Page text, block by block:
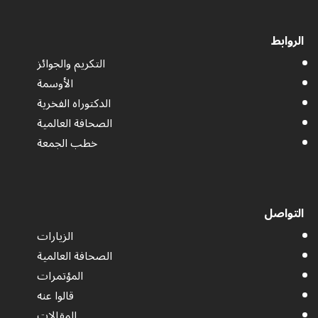
الروابط
التكريم والجوائز
الأوسمة
الدكتوراه الفخرية
الصحافة العالمية
خطب الجمعة
التواصل
الزيارات
الصحافة العالمية
المؤتمرات
قالوا عنه